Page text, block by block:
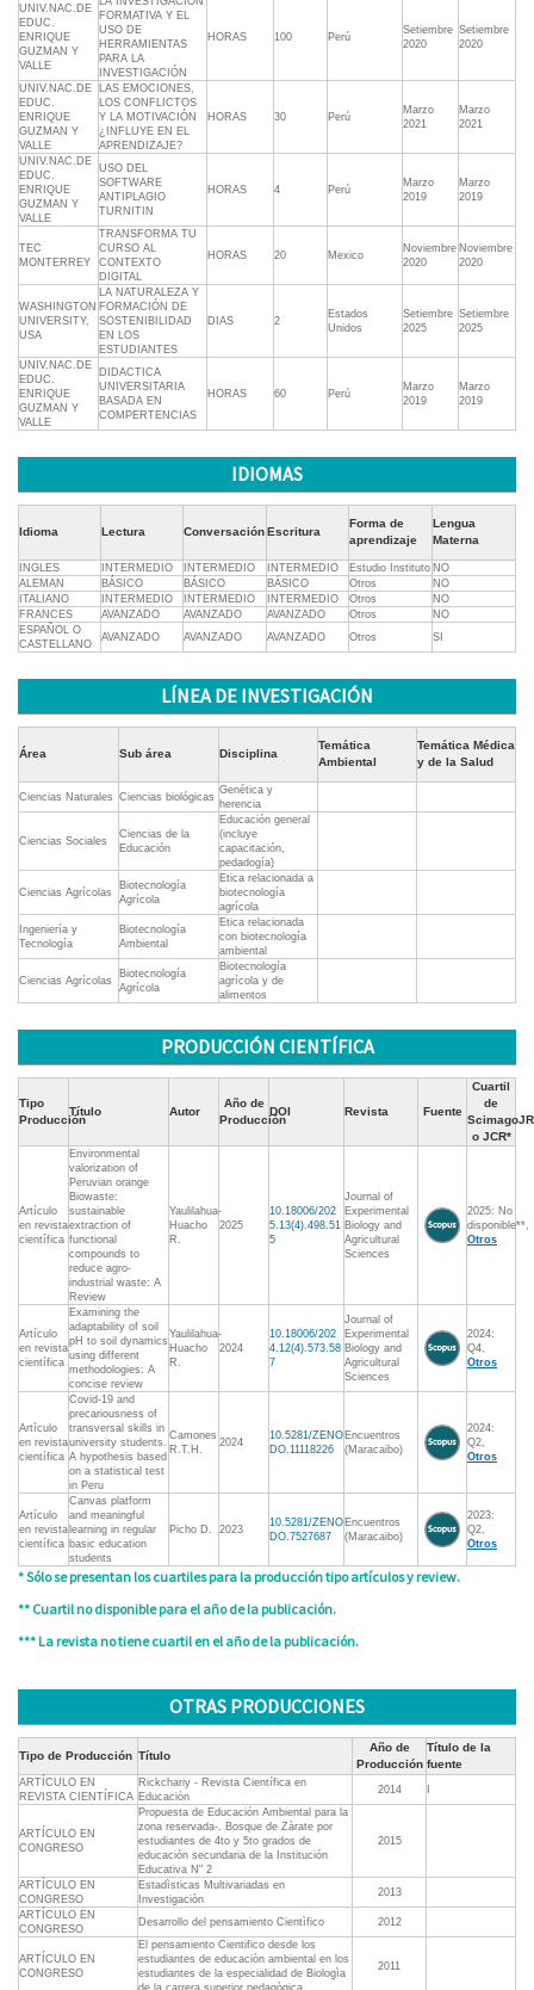
UNIV.NAC.DE
EDUC.
ENRIQUE
GUZMAN Y
VALLE
FORMATIVA Y EL
USO DE
HERRAMIENTAS
PARA LA
INVESTIGACIÓN
HORAS 100 Perú
Setiembre
2020
Setiembre
2020
UNIV.NAC.DE
EDUC.
ENRIQUE
GUZMAN Y
VALLE
LAS EMOCIONES,
LOS CONFLICTOS
Y LA MOTIVACIÓN
¿INFLUYE EN EL
APRENDIZAJE?
HORAS 30 Perú
Marzo
2021
Marzo
2021
UNIV.NAC.DE
EDUC.
ENRIQUE
GUZMAN Y
VALLE
USO DEL
SOFTWARE
ANTIPLAGIO
TURNITIN
HORAS 4 Perú
Marzo
2019
Marzo
2019
TEC
MONTERREY
TRANSFORMA TU
CURSO AL
CONTEXTO
DIGITAL
HORAS 20 Mexico
Noviembre
2020
Noviembre
2020
WASHINGTON
UNIVERSITY,
USA
LA NATURALEZA Y
FORMACIÓN DE
SOSTENIBILIDAD
EN LOS
ESTUDIANTES
DIAS 2
Estados
Unidos
Setiembre
2025
Setiembre
2025
UNIV.NAC.DE
EDUC.
ENRIQUE
GUZMAN Y
VALLE
DIDACTICA
UNIVERSITARIA
BASADA EN
COMPERTENCIAS
HORAS 60 Perú
Marzo
2019
Marzo
2019
IDIOMAS
Idioma Lectura ConversaciónEscritura
Forma de
aprendizaje
Lengua
Materna
INGLES INTERMEDIO INTERMEDIO INTERMEDIO Estudio Instituto NO
ALEMAN
BÁSICO BÁSICO BÁSICO Otros
NO
ITALIANO
INTERMEDIO INTERMEDIO INTERMEDIO Otros
NO
FRANCES
AVANZADO AVANZADO AVANZADO Otros
NO
ESPAÑOL O
CASTELLANO
AVANZADO AVANZADO AVANZADO Otros SI
LÍNEA DE INVESTIGACIÓN
Área Sub área Disciplina
Temática
Ambiental
Temática Médica
y de la Salud
Ciencias Naturales Ciencias biológicas
Genética y
herencia
Ciencias Sociales
Ciencias de la
Educación
Educación general
(incluye
capacitación,
pedadogía)
Ciencias Agrícolas
Biotecnología
Agrícola
Etica relacionada a
biotecnología
agrícola
Ingeniería y
Tecnología
Biotecnología
Ambiental
Etica relacionada
con biotecnología
ambiental
Ciencias Agrícolas
Biotecnología
Agrícola
Biotecnología
agrícola y de
alimentos
PRODUCCIÓN CIENTÍFICA
Tipo
Producción
Título Autor
Año de
Producción
DOI Revista Fuente
Cuartil
de
ScimagoJR
o JCR*
Artículo
en revista
científica
Environmental
valorization of
Peruvian orange
Biowaste:
sustainable
extraction of
functional
compounds to
reduce agro-
industrial waste: A
Review
Yaulilahua-
Huacho
R.
2025
10.18006/202
5.13(4).498.51
5
Journal of
Experimental
Biology and
Agricultural
Sciences
2025: No
disponible**,
Otros
Artículo
en revista
científica
Examining the
adaptability of soil
pH to soil dynamics
using different
methodologies: A
concise review
Yaulilahua-
Huacho
R.
2024
10.18006/202
4.12(4).573.58
7
Journal of
Experimental
Biology and
Agricultural
Sciences
2024:
Q4,
Otros
Artículo
en revista
científica
Covid-19 and
precariousness of
transversal skills in
university students.
A hypothesis based
on a statistical test
in Peru
Camones
R.T.H.
2024
10.5281/ZENO
DO.11118226
Encuentros
(Maracaibo)
2024:
Q2,
Otros
Artículo
en revista
científica
Canvas platform
and meaningful
learning in regular
basic education
students
Picho D. 2023
10.5281/ZENO
DO.7527687
Encuentros
(Maracaibo)
2023:
Q2,
Otros
* Sólo se presentan los cuartiles para la producción tipo artículos y review.
** Cuartil no disponible para el año de la publicación.
*** La revista no tiene cuartil en el año de la publicación.
OTRAS PRODUCCIONES
Tipo de Producción Título
Año de
Producción
Título de la
fuente
ARTÍCULO EN
REVISTA CIENTÍFICA
Rickchariy - Revista Científica en
Educaciòn
2014
ARTÍCULO EN
CONGRESO
Propuesta de Educación Ambiental para la
zona reservada-. Bosque de Zàrate por
estudiantes de 4to y 5to grados de
educación secundaria de la Institución
Educativa N" 2
2015
ARTÍCULO EN
CONGRESO
Estadìsticas Multivariadas en
Investigaciòn
2013
ARTÍCULO EN
CONGRESO
Desarrollo del pensamiento Cientìfico 2012
ARTÍCULO EN
CONGRESO
El pensamiento Cientifico desde los
estudiantes de educaciòn ambiental en los
estudiantes de la especialidad de Biologìa
de la carrera superior pedagògica
2011